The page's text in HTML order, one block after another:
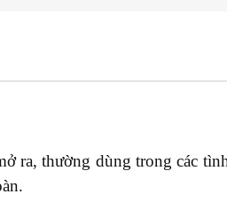
ra, thường dùng trong các